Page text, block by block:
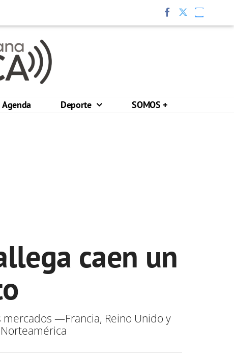
Agenda Deporte SOMOS +
caen un
—Francia, Reino Unido y